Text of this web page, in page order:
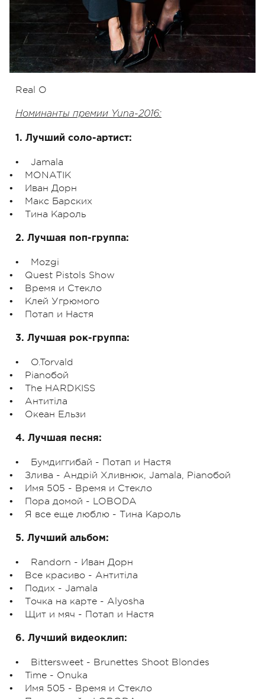
Real O
Номинанты премии Yuna-2016:
1. Лучший соло-артист:
• Jamala
• MONATIK
• Иван Дорн
• Макс Барских
• Тина Кароль
2. Лучшая поп-группа:
• Mozgi
• Quest Pistols Show
• Время и Стекло
• Клей Угрюмого
• Потап и Настя
3. Лучшая рок-группа:
• O.Torvald
• Pianoбой
• The HARDKISS
• Антитіла
• Океан Ельзи
4. Лучшая песня:
• Бумдиггибай - Потап и Настя
• Злива - Андрій Хливнюк, Jamala, Pianoбой
• Имя 505 - Время и Стекло
• Пора домой - LOBODA
• Я все еще люблю - Тина Кароль
5. Лучший альбом:
• Randorn - Иван Дорн
• Все красиво - Антитіла
• Подих - Jamala
• Точка на карте - Alyosha
• Щит и мяч - Потап и Настя
6. Лучший видеоклип:
• Bittersweet - Brunettes Shoot Blondes
• Time - Onuka
• Имя 505 - Время и Стекло